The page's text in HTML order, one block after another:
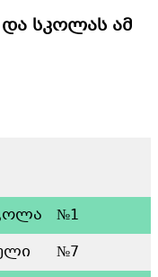
სკოლას ამ
№1
№7